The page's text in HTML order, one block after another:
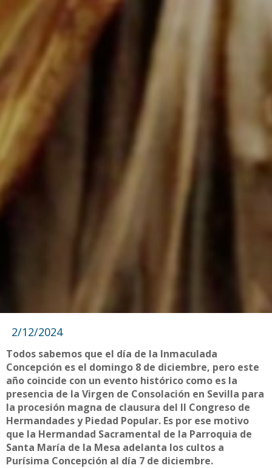
2/12/2024
Todos sabemos que el día de la Inmaculada
Concepción es el domingo 8 de diciembre, pero este
año coincide con un evento histórico como es la
presencia de la Virgen de Consolación en Sevilla para
la procesión magna de clausura del II Congreso de
Hermandades y Piedad Popular. Es por ese motivo
que la Hermandad Sacramental de la Parroquia de
Santa María de la Mesa adelanta los cultos a
Purísima Concepción al día 7 de diciembre.